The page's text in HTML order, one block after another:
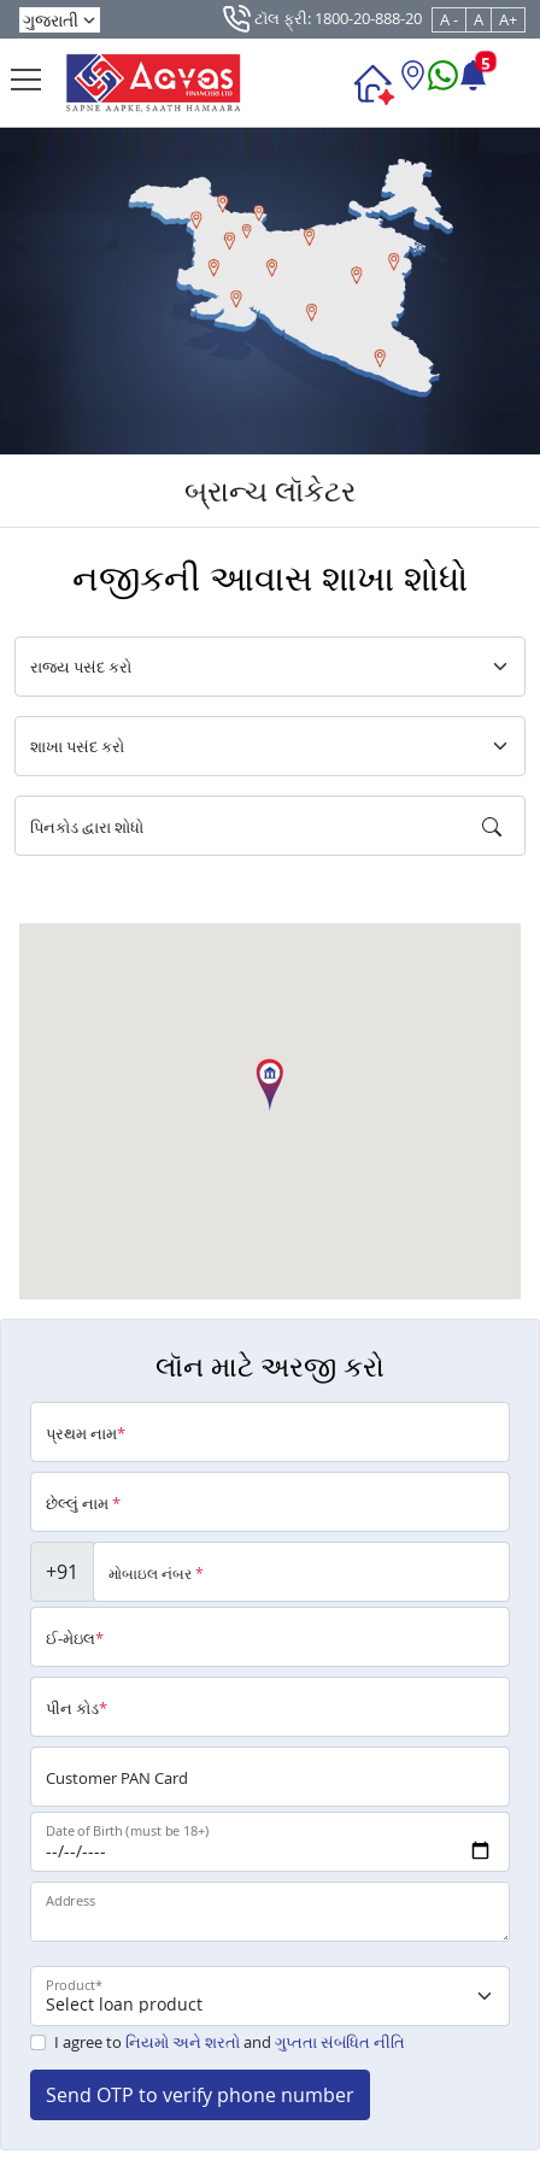
ટૉલ ફ્રી: 1800-20-888-20 A - A A+
5
બ્રાન્ચ લૉકેટર
નજીકની આવાસ શાખા શોધો
પિનકોડ દ્વારા શોધો
લૉન માટે અરજી કરો
પ્રથમ નામ*
છેલ્લું નામ*
+91 મોબાઇલ નંબર *
ઈ-મેઇલ*
પીન કોડ*
Customer PAN Card
Date of Birth (must be 18+)
Address
Product*
I agree to નિયમો અને શરતોand ગુપ્તતા સંબંધિત નીતિ
Send OTP to verify phone number